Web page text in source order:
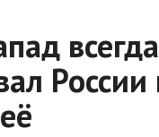
всегда
России